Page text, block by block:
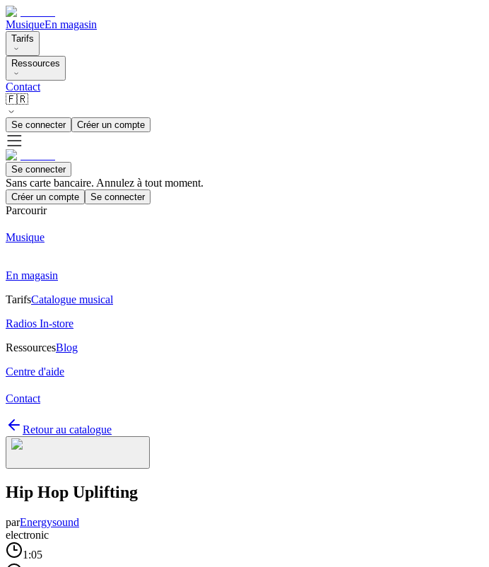
MusiqueEn magasin
Tarifs
Ressources
Contact
🇫🇷
Se connecter Créer un compte
Se connecter
Sans carte bancaire. Annulez à tout moment.
Créer un compte Se connecter
Parcourir
Musique
En magasin
TarifsCatalogue musical
Radios In-store
RessourcesBlog
Centre d'aide
Contact
Retour au catalogue
Hip Hop Uplifting
parEnergysound
electronic
1:05